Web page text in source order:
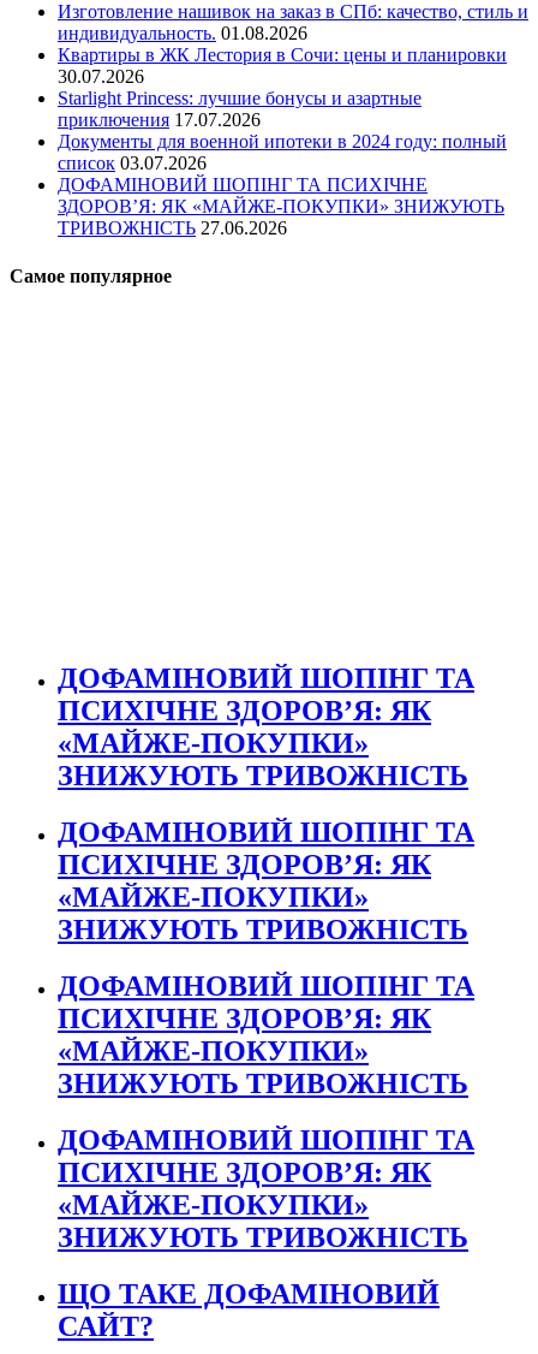
Изготовление нашивок на заказ в СПб: качество, стиль и
индивидуальность. 01.08.2026
Квартиры в ЖК Лестория в Сочи: цены и планировки
30.07.2026
Starlight Princess: лучшие бонусы и азартные
приключения 17.07.2026
Документы для военной ипотеки в 2024 году: полный
список 03.07.2026
ДОФАМІНОВИЙ ШОПІНГ ТА ПСИХІЧНЕ
ЗДОРОВ’Я: ЯК «МАЙЖЕ-ПОКУПКИ» ЗНИЖУЮТЬ
ТРИВОЖНІСТЬ 27.06.2026
Самое популярное
ДОФАМІНОВИЙ ШОПІНГ ТА
ПСИХІЧНЕ ЗДОРОВ’Я: ЯК
«МАЙЖЕ-ПОКУПКИ»
ЗНИЖУЮТЬ ТРИВОЖНІСТЬ
ДОФАМІНОВИЙ ШОПІНГ ТА
ПСИХІЧНЕ ЗДОРОВ’Я: ЯК
«МАЙЖЕ-ПОКУПКИ»
ЗНИЖУЮТЬ ТРИВОЖНІСТЬ
ДОФАМІНОВИЙ ШОПІНГ ТА
ПСИХІЧНЕ ЗДОРОВ’Я: ЯК
«МАЙЖЕ-ПОКУПКИ»
ЗНИЖУЮТЬ ТРИВОЖНІСТЬ
ДОФАМІНОВИЙ ШОПІНГ ТА
ПСИХІЧНЕ ЗДОРОВ’Я: ЯК
«МАЙЖЕ-ПОКУПКИ»
ЗНИЖУЮТЬ ТРИВОЖНІСТЬ
ЩО ТАКЕ ДОФАМІНОВИЙ
САЙТ?